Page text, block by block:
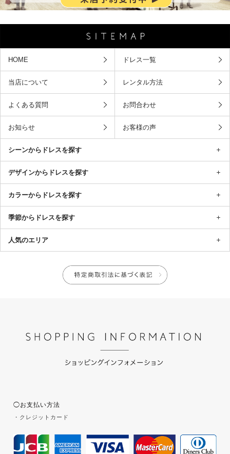
HOME ドレス一覧
当店について レンタル方法
よくある質問 お問合わせ
お知らせ お客様の声
シーンからドレスを探す
デザインからドレスを探す
カラーからドレスを探す
季節からドレスを探す
人気のエリア
◯お支払い方法
・クレジットカード